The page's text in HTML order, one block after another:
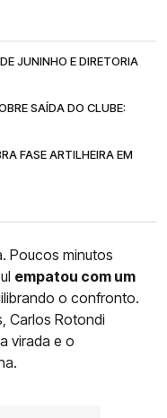
JUNINHO E DIRETORIA
SAÍDA DO CLUBE:
FASE ARTILHEIRA EM
Poucos minutos
empatou com um
o confronto.
Carlos Rotondi
virada e o